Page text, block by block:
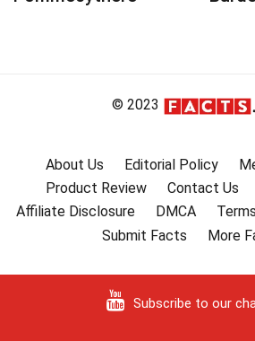
© 2023
About Us Editorial Policy
Product Review
Contact Us
Affiliate Disclosure
DMCA Terms
Submit Facts
More
Subscribe to our